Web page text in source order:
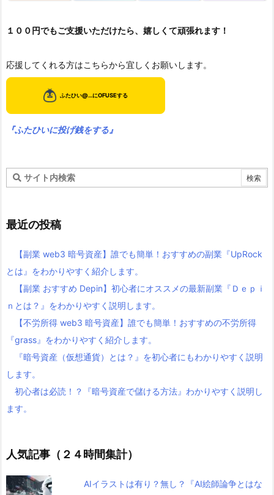
１００円でもご支援いただけたら、嬉しくて頑張れます！
応援してくれる方はこちらから宜しくお願いします。
『ふたひいに投げ銭をする』
最近の投稿
【副業 web3 暗号資産】誰でも簡単！おすすめの副業『UpRock
とは』をわかりやすく紹介します。
【副業 おすすめ Depin】初心者にオススメの最新副業『Ｄｅｐｉ
ｎとは？』をわかりやすく説明します。
【不労所得 web3 暗号資産】誰でも簡単！おすすめの不労所得
『grass』をわかりやすく紹介します。
『暗号資産（仮想通貨）とは？』を初心者にもわかりやすく説明
します。
初心者は必読！？『暗号資産で儲ける方法』わかりやすく説明し
ます。
人気記事（２４時間集計）
AIイラストは有り？無し？『AI絵師論争とはな